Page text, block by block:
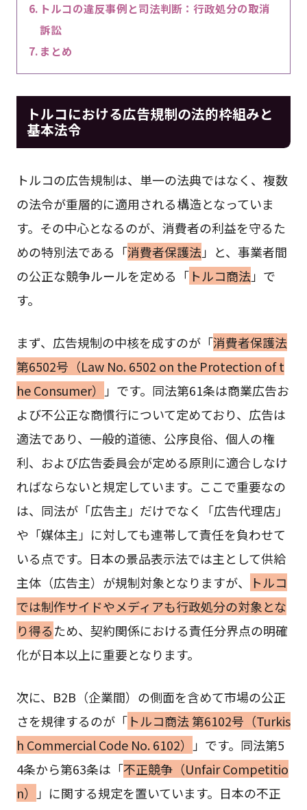
トルコの違反事例と司法判断：行政処分の取消
訴訟
まとめ
トルコにおける広告規制の法的枠組みと
基本法令
トルコの広告規制は、単一の法典ではなく、複数
の法令が重層的に適用される構造となっていま
す。その中心となるのが、消費者の利益を守るた
めの特別法である「消費者保護法」と、事業者間
の公正な競争ルールを定める「トルコ商法」で
す。
まず、広告規制の中核を成すのが「消費者保護法
第6502号（Law No. 6502 on the Protection of t
he Consumer）
」です。同法第61条は商業広告お
よび不公正な商慣行について定めており、広告は
適法であり、一般的道徳、公序良俗、個人の権
利、および広告委員会が定める原則に適合しなけ
ればならないと規定しています。ここで重要なの
は、同法が「広告主」だけでなく「広告代理店」
や「媒体主」に対しても連帯して責任を負わせて
いる点です。日本の景品表示法では主として供給
主体（広告主）が規制対象となりますが、
トルコ
では制作サイドやメディアも行政処分の対象とな
り得るため、契約関係における責任分界点の明確
化が日本以上に重要となります。
次に、B2B（企業間）の側面を含めて市場の公正
さを規律するのが「トルコ商法 第6102号（Turkis
h Commercial Code No. 6102）
」です。同法第5
4条から第63条は「不正競争（Unfair Competitio
n）
」に関する規定を置いています。日本の不正